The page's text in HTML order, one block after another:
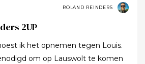
ROLAND REINDERS
2UP
ik het opnemen tegen Louis.
om op Lauswolt te komen